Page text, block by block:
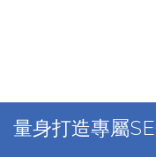
量身打造專屬